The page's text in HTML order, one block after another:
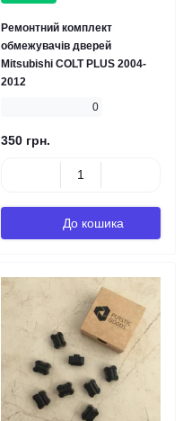
Ремонтний комплект
обмежувачів дверей
Mitsubishi COLT PLUS 2004-
2012
0
350 грн.
До кошика